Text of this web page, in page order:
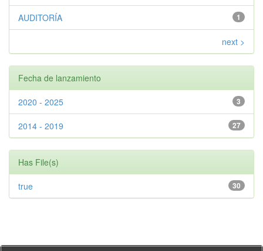
1
AUDITORÍA
next >
Fecha de lanzamiento
3
2020 - 2025
27
2014 - 2019
Has File(s)
30
true